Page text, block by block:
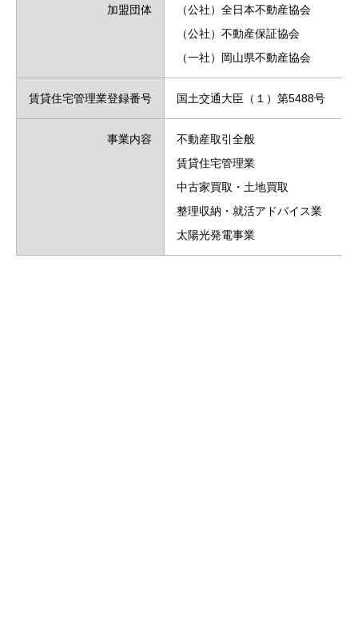
加盟団体
（公社）全日本不動産協会
（公社）不動産保証協会
（一社）岡山県不動産協会
賃貸住宅管理業登録番号 国土交通大臣（１）第5488号
事業内容
不動産取引全般
賃貸住宅管理業
中古家買取・土地買取
整理収納・就活アドバイス業
太陽光発電事業